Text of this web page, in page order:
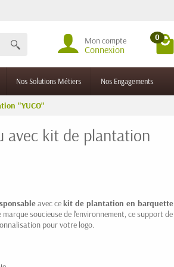
Mon compte
Connexion
0
Nos Solutions Métiers Nos Engagements
"YUCO"
avec kit de plantation
avec cekit de plantation en barquette
soucieuse de l'environnement, ce support de
pour votre logo.